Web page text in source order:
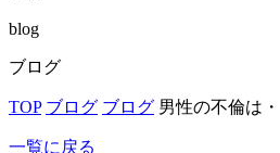
blog
ブログ
TOP ブログ ブログ 男性の不倫は
一覧に戻る